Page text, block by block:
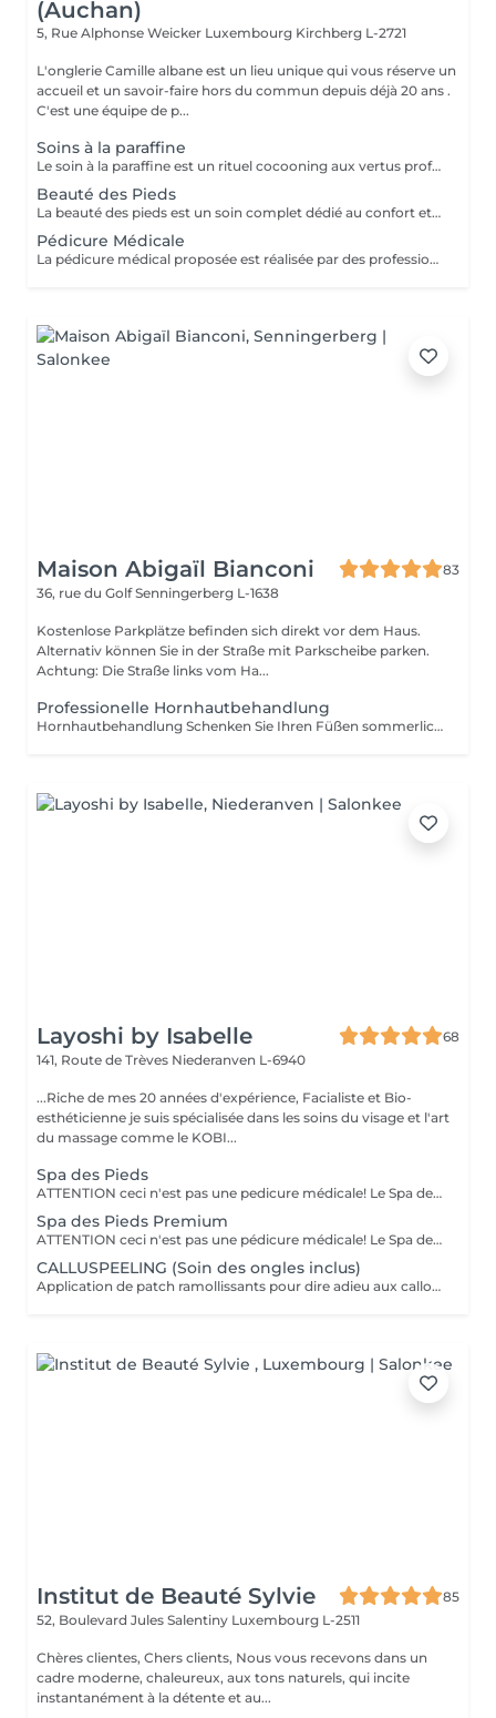
(Auchan)
5, Rue Alphonse Weicker Luxembourg Kirchberg L-2721
L'onglerie Camille albane est un lieu unique qui vous réserve un
accueil et un savoir-faire hors du commun depuis déjà 20 ans .
C'est une équipe de p...
Soins à la paraffine
Le soin à la paraffine est un rituel cocooning aux vertus profondément nourrissantes et réparatrices. Grâce à la chaleur douce de la paraffine, la peau est intensément hydratée, assouplie et apaisée. Ce soin est particulièrement recommandé pour les mains sèches, abîmées ou sensibles, laissant la peau douce, lisse et visiblement régénérée des la première séance.
Beauté des Pieds
La beauté des pieds est un soin complet dédié au confort et a l'esthétique des pieds. Elle comprend la mise en forme des ongles, le soin des cuticules, le travail des callosités et l'hydratation pour une peau douce et soignée. Idéal pour retrouver des pieds nets et élégants, ce soin procure une sensation immédiate de légèreté et de bien-être.
Pédicure Médicale
La pédicure médical proposée est réalisée par des professionnelles diplômées en tant que tel. La pédicure médicale est un soin spécifique destiné à traiter les affections courantes du pied tout en assurant confort et hygiène irréprochable. Elle comprend le traitement des ongles incarnés, cors, durillons, callosités, ainsi que le soin des ongles et de la peau. Réalisée avec des techniques professionnelles, et du matériel stérilisé, cette prestation vise à soulager durablement les douleurs, prévenir les récidives et préserver la santé du pied.
Maison Abigaïl Bianconi
83
36, rue du GolfSenningerberg L-1638
Kostenlose Parkplätze befinden sich direkt vor dem Haus.
Alternativ können Sie in der Straße mit Parkscheibe parken.
Achtung: Die Straße links vom Ha...
Professionelle Hornhautbehandlung
Hornhautbehandlung Schenken Sie Ihren Füßen sommerliche Geschmeidigkeit mit unserer hochwirksamen professionellen Hornhautbehandlung. In nur 30 Minuten entfernen wir sanft raue und verhärtete Stellen für sichtbar glatte, weiche Füße. Das Ergebnis: zarte, gepflegte Füße bereit für Ihre Lieblingssandalen, genau rechtzeitig für die warmen Tage! Bitte beachten: Dies ist keine Pediküre Nägel und Nagellack sind nicht inbegriffen.
Layoshi by Isabelle
68
141, Route de Trèves Niederanven L-6940
...Riche de mes 20 années d'expérience, Facialiste et Bio-
esthéticienne je suis spécialisée dans les soins du visage et l'art
du massage comme le KOBI...
Spa des Pieds
ATTENTION ceci n'est pas une pedicure médicale! Le Spa des pieds est un soin des pieds : - bain des pieds au sel, - coupe et limage des ongles, - pousse et coupe des cuticules, - rapage des talons à la spatule, - un gommage et l'application d'une crème nourrissante.
Spa des Pieds Premium
ATTENTION ceci n'est pas une pédicure médicale! Le Spa des pieds est un soin des pieds avec: - bain des pieds au sel, - coupe et limage des ongles, - pousse et coupe des cuticules, - rapage des talons à la spatule, - un gommage, - la pose d'un masque/chausson et un massage des pieds.
CALLUSPEELING (Soin des ongles inclus)
Application de patch ramollissants pour dire adieu aux callosités + mini pédicure. Attention ceci n'est pas une pédicure médicale
Institut de Beauté Sylvie
85
52, Boulevard Jules Salentiny Luxembourg L-2511
Chères clientes, Chers clients, Nous vous recevons dans un
cadre moderne, chaleureux, aux tons naturels, qui incite
instantanément à la détente et au...